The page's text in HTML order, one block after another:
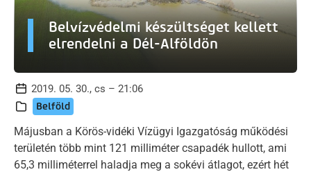
Belvízvédelmi készültséget kellett
elrendelni a Dél-Alföldön
2019. 05. 30., cs – 21:06
Belföld
Májusban a Körös-vidéki Vízügyi Igazgatóság működési
területén több mint 121 milliméter csapadék hullott, ami
65,3 milliméterrel haladja meg a sokévi átlagot, ezért hét